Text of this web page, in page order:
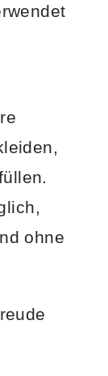
ohne